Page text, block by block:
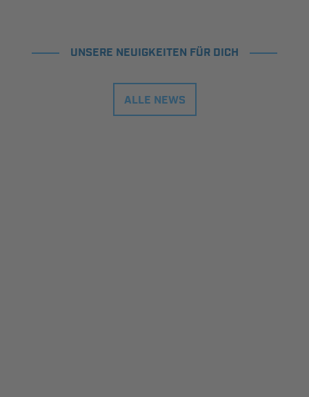
UNSERE NEUIGKEITEN FÜR DICH
ALLE NEWS